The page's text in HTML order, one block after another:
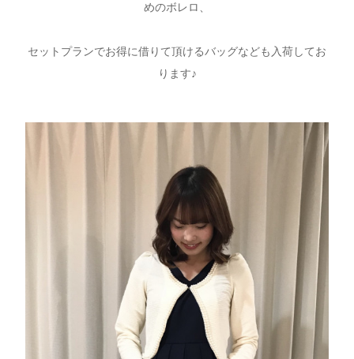
めのボレロ、
セットプランでお得に借りて頂けるバッグなども入荷してお
ります♪